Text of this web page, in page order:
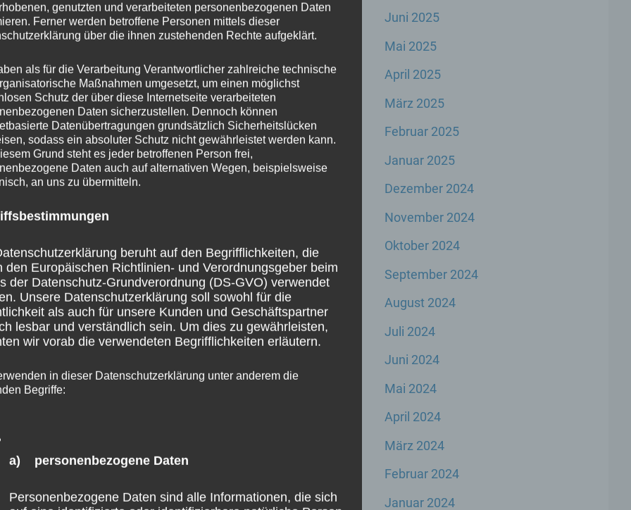
Herbert Mertin in der Sitzung des
Rechtsausschusses des Landtags Rheinland-
rechtspolitischen Sprechers der
Warten
auf
eine
der
Koblenz
Weiterlesen
Jan.
8
2025
Juni 2025
Mai 2025
April 2025
März 2025
Februar 2025
Januar 2025
Dezember 2024
November 2024
Oktober 2024
September 2024
August 2024
Juli 2024
Juni 2024
Mai 2024
April 2024
März 2024
Februar 2024
Januar 2024
genutzten und verarbeiteten personenbezogenen Daten
Ferner werden betroffene Personen mittels dieser
über die ihnen zustehenden Rechte aufgeklärt.
als für die Verarbeitung Verantwortlicher zahlreiche technische
Maßnahmen umgesetzt, um einen möglichst
Schutz der über diese Internetseite verarbeiteten
Daten sicherzustellen. Dennoch können
Datenübertragungen grundsätzlich Sicherheitslücken
sodass ein absoluter Schutz nicht gewährleistet werden kann.
Grund steht es jeder betroffenen Person frei,
Daten auch auf alternativen Wegen, beispielsweise
an uns zu übermitteln.
beruht auf den Begrifflichkeiten, die
den Europäischen Richtlinien- und Verordnungsgeber beim
der Datenschutz-Grundverordnung (DS-GVO) verwendet
Unsere Datenschutzerklärung soll sowohl für die
als auch für unsere Kunden und Geschäftspartner
lesbar und verständlich sein. Um dies zu gewährleisten,
wir vorab die verwendeten Begrifflichkeiten erläutern.
in dieser Datenschutzerklärung unter anderem die
Begriffe:
a) personenbezogene Daten
Personenbezogene Daten sind alle Informationen, die sich